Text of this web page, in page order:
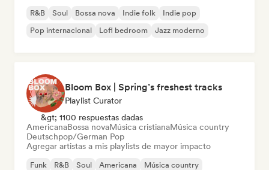
R&B Soul Bossa nova Indie folk
Indie pop
Pop internacional
Lofi bedroom Jazz moderno
Bloom Box | Spring’s freshest tracks
Playlist Curator
&gt; 1100 respuestas dadas
AmericanaBossa novaMúsica cristianaMúsica country
Deutschpop/German Pop
Agregar artistas a mis playlists de mayor impacto
Funk R&B Soul Americana
Música country